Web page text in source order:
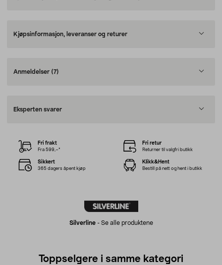
Kjøpsinformasjon, leveranser og returer
Anmeldelser (7)
Eksperten svarer
Silverline- Se alle produktene
Fri frakt
Fra 599,–*
Fri retur
Returner til valgfri butikk
Sikkert
365 dagers åpent kjøp
Klikk&Hent
Bestill på nett og hent i butikk
Toppselgere i samme kategori